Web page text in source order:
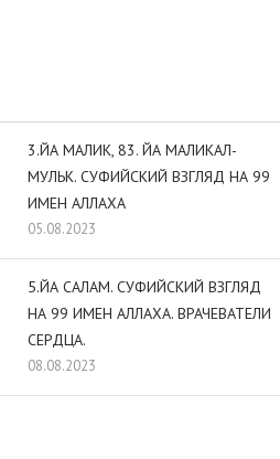
3.ЙА МАЛИК, 83. ЙА МАЛИКАЛ-
МУЛЬК. СУФИЙСКИЙ ВЗГЛЯД НА 99
ИМЕН АЛЛАХА
05.08.2023
5.ЙА САЛАМ. СУФИЙСКИЙ ВЗГЛЯД
НА 99 ИМЕН АЛЛАХА. ВРАЧЕВАТЕЛИ
СЕРДЦА.
08.08.2023